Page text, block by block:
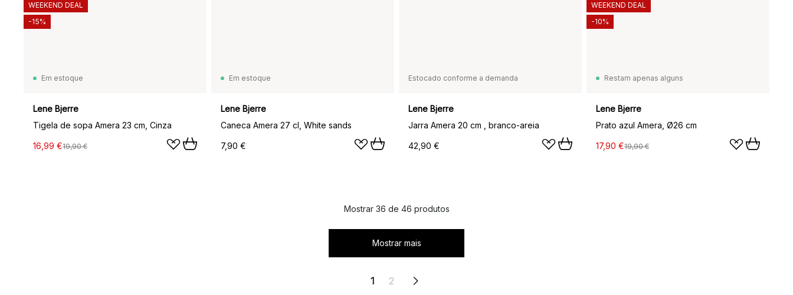
Em estoque
Lene Bjerre
Tigela de sopa Amera 23 cm, Cinza
16,99 €19,90 €
WEEKEND DEAL
-15%
Em estoque
Lene Bjerre
Caneca Amera 27 cl, White sands
7,90 €
Estocado conforme a demanda
Lene Bjerre
Jarra Amera 20 cm , branco-areia
42,90 €
Restam apenas alguns
Lene Bjerre
Prato azul Amera, Ø26 cm
17,90 €19,90 €
WEEKEND DEAL
-10%
Mostrar 36 de 46 produtos
Mostrar mais
1 2